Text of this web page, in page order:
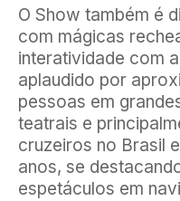
O Show também é
com mágicas
interatividade com
aplaudido por
pessoas em
teatrais e
cruzeiros no Brasil
anos, se
espetáculos em